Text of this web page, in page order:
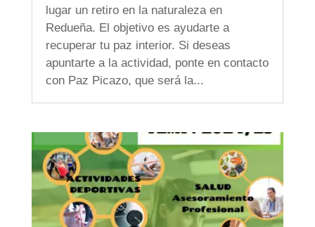
lugar un retiro en la naturaleza en
Redueña. El objetivo es ayudarte a
recuperar tu paz interior. Si deseas
apuntarte a la actividad, ponte en contacto
con Paz Picazo, que será la...